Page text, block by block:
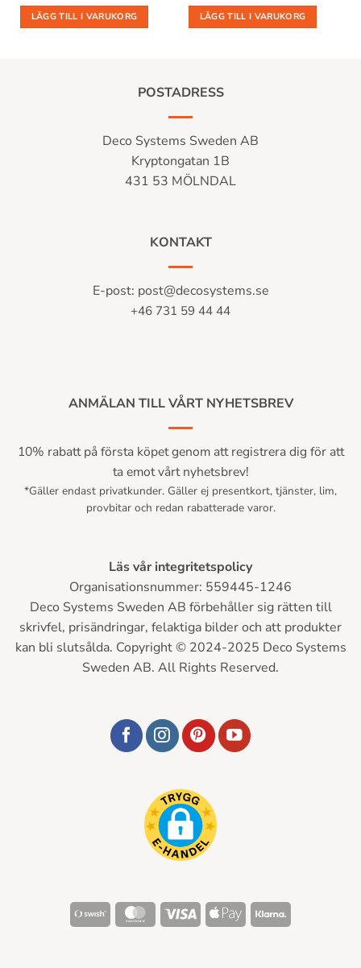
LÄGG TILL I VARUKORG LÄGG TILL I VARUKORG
POSTADRESS
Deco Systems Sweden AB
Kryptongatan 1B
431 53 MÖLNDAL
KONTAKT
E-post: post@decosystems.se
+46 731 59 44 44
ANMÄLAN TILL VÅRT NYHETSBREV
10% rabatt på första köpet genom att registrera dig för att
ta emot vårt nyhetsbrev!
*Gäller endast privatkunder. Gäller ej presentkort, tjänster, lim,
provbitar och redan rabatterade varor.
Läs vår integritetspolicy
Organisationsnummer: 559445-1246
Deco Systems Sweden AB förbehåller sig rätten till
skrivfel, prisändringar, felaktiga bilder och att produkter
kan bli slutsålda. Copyright © 2024-2025 Deco Systems
Sweden AB. All Rights Reserved.
Swish
(SE)
MasterCardVisa
Apple
Pay